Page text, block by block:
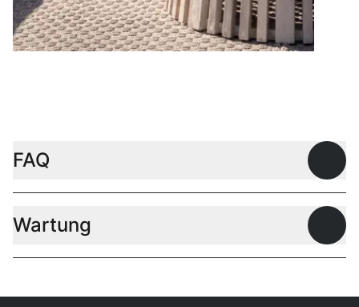
FAQ
Wartung